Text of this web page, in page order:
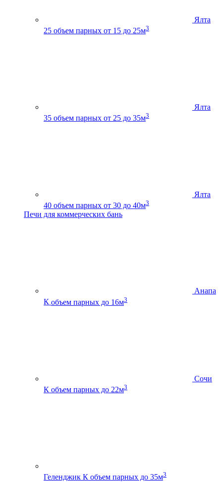
Ялта
25 объем парных от 15 до 25м3
Ялта
35 объем парных от 25 до 35м3
Ялта
40 объем парных от 30 до 40м3
Печи для коммерческих бань
Анапа
К объем парных до 16м3
Сочи
К объем парных до 22м3
Геленджик К объем парных до 35м3